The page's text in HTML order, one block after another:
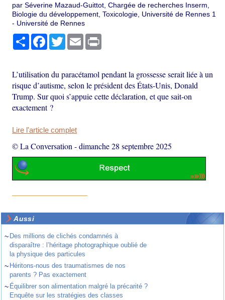
par Séverine Mazaud-Guittot, Chargée de recherches Inserm,
Biologie du développement, Toxicologie, Université de Rennes 1
- Université de Rennes
PartagerFacebook
TwitterEmail
L’utilisation du paracétamol pendant la grossesse serait liée à un
risque d’autisme, selon le président des États-Unis, Donald
Trump. Sur quoi s’appuie cette déclaration, et que sait-on
exactement ?
Lire l'article complet
© La Conversation -dimanche 28 septembre 2025
Aussi
~ Des millions de clichés condamnés à
disparaître : l’héritage photographique oublié de
la physique des particules
~ Héritons-nous des traumatismes de nos
parents ? Pas exactement
~ Équilibrer son alimentation malgré la précarité ?
Enquête sur les stratégies des classes